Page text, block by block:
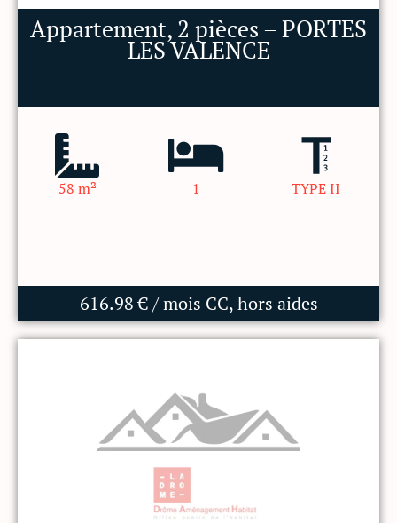
Appartement, 2 pièces – PORTES
LES VALENCE
58 m² 1 TYPE II
616.98 € / mois CC, hors aides